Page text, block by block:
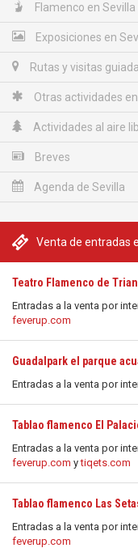
Flamenco en Sevilla
Exposiciones en
Rutas y visitas
Otras actividades
Actividades al aire
Breves
Agenda de Sevilla
Venta de entradas
Teatro Flamenco de
Entradas a la venta por
feverup.com
Guadalpark el parque
Entradas a la venta por
Tablao flamenco El
Entradas a la venta por
feverup.com ytiqets.com
Tablao flamenco Las
Entradas a la venta por
feverup.com